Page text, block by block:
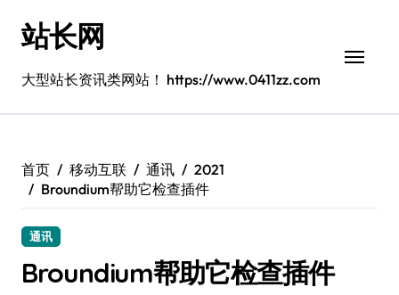
站长网
大型站长资讯类网站！ https://www.0411zz.com
首页 移动互联 通讯
2021
Broundium帮助它检查插件
通讯
Broundium帮助它检查插件